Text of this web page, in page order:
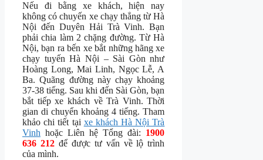
Nếu đi bằng xe khách, hiện nay
không có chuyến xe chạy thẳng từ Hà
Nội đến Duyên Hải Trà Vinh. Bạn
phải chia làm 2 chặng đường. Từ Hà
Nội, bạn ra bến xe bắt những hãng xe
chạy tuyến Hà Nội – Sài Gòn như
Hoàng Long, Mai Linh, Ngọc Lễ, A
Ba. Quãng đường này chạy khoảng
37-38 tiếng. Sau khi đến Sài Gòn, bạn
bắt tiếp xe khách về Trà Vinh. Thời
gian di chuyển khoảng 4 tiếng. Tham
khảo chi tiết tại xe khách Hà Nội Trà
Vinh hoặc Liên hệ Tổng đài: 1900
636 212để được tư vấn về lộ trình
của mình.